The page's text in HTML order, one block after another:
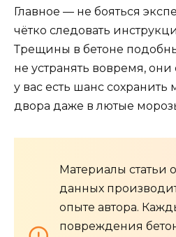
Главное — не бояться
чётко следовать
Трещины в бетоне
не устранять вовремя, они
у вас есть шанс сохранить
двора даже в лютые
Материалы статьи
данных
опыте автора.
повреждения